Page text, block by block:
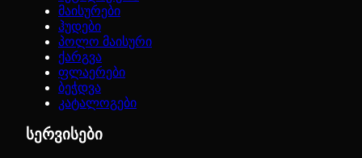
მაისურები
ჰუდები
პოლო მაისური
ქარგვა
ფლაერები
ბეჭდვა
კატალოგები
სერვისები